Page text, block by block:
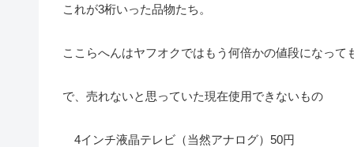
これが3桁いった品物たち。
ここらへんはヤフオクではもう何倍かの値段になって
で、売れないと思っていた現在使用できないもの
4インチ液晶テレビ（当然アナログ）50円